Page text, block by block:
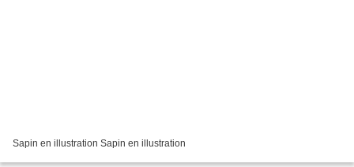
Sapin en illustration Sapin en illustration